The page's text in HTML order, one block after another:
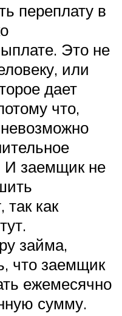
переплату в
Это не
или
дает
что,
И заемщик не
так как
займа,
что заемщик
ежемесячно
сумму.